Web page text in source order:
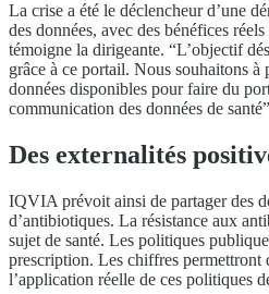
La crise a été le déclencheur d’une
des données, avec des bénéfices
témoigne la dirigeante. “L’objectif
grâce à ce portail. Nous souhaitons à
données disponibles pour faire du
communication des données de
Des externalités
IQVIA prévoit ainsi de partager des
d’antibiotiques. La résistance aux
sujet de santé. Les politiques
prescription. Les chiffres permettront
l’application réelle de ces politiques